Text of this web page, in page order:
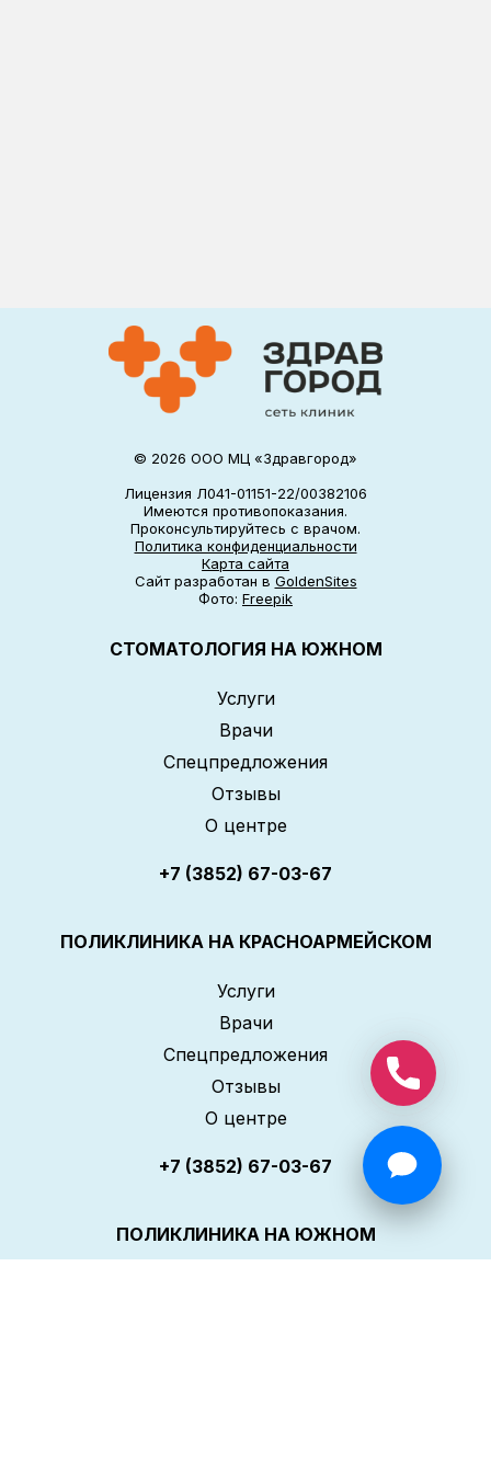
© 2026 ООО МЦ «Здравгород»
Лицензия Л041-01151-22/00382106
Имеются противопоказания.
Проконсультируйтесь с врачом.
Политика конфиденциальности
Карта сайта
Сайт разработан в GoldenSites
Фото: Freepik
СТОМАТОЛОГИЯ НА ЮЖНОМ
Услуги
Врачи
Спецпредложения
Отзывы
О центре
+7 (3852) 67-03-67
ПОЛИКЛИНИКА НА КРАСНОАРМЕЙСКОМ
Услуги
Врачи
Спецпредложения
Отзывы
О центре
+7 (3852) 67-03-67
ПОЛИКЛИНИКА НА ЮЖНОМ